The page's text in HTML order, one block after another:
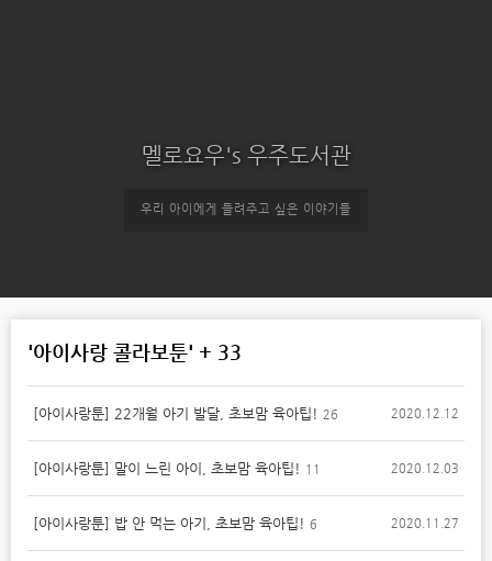
멜로요우's 우주도서관
우리 아이에게 들려주고 싶은 이야기들
'아이사랑 콜라보툰' + 33
[아이사랑툰] 22개월 아기 발달, 초보맘 육아팁! 26 2020.12.12
[아이사랑툰] 말이 느린 아이, 초보맘 육아팁! 11 2020.12.03
[아이사랑툰] 밥 안 먹는 아기, 초보맘 육아팁! 6 2020.11.27